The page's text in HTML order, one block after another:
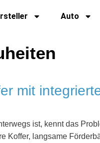
Auto
mit
ist, kennt das
Koffer, langsame